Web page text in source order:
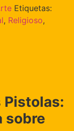
Etiquetas:
, Religioso,
Pistolas:
sobre